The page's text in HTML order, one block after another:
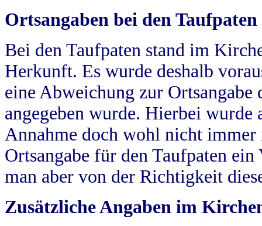
Ortsangaben bei den Taufpaten
Bei den Taufpaten stand im
Herkunft. Es wurde deshalb
eine Abweichung zur
angegeben wurde. Hierbei wurde
Annahme doch wohl nicht
Ortsangabe für den Taufpaten
man aber von der Richtigkeit
Zusätzliche Angaben im